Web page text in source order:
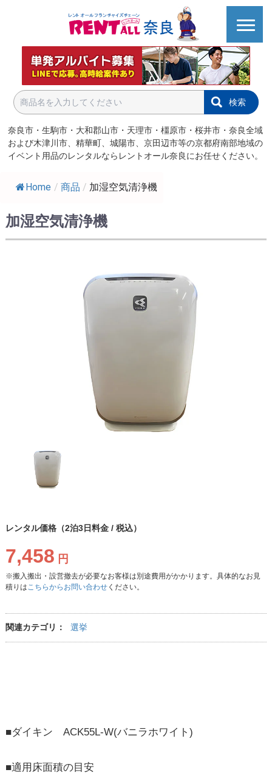
検索
奈良市・生駒市・大和郡山市・天理市・橿原市・桜井市・奈良全域
および木津川市、精華町、城陽市、京田辺市等の京都府南部地域の
イベント用品のレンタルならレントオール奈良にお任せください。
Home / 商品 / 加湿空気清浄機
加湿空気清浄機
レンタル価格（2泊3日料金 / 税込）
7,458 円
※搬入搬出・設営撤去が必要なお客様は別途費用がかかります。具体的なお見
積りはこちらからお問い合わせください。
関連カテゴリ： 選挙
■ダイキン ACK55L-W(バニラホワイト)
■適用床面積の目安